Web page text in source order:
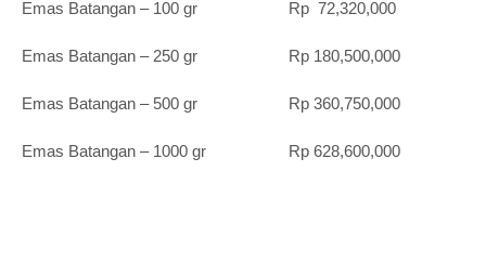
Emas Batangan – 100 gr Rp 72,320,000
Emas Batangan – 250 gr Rp 180,500,000
Emas Batangan – 500 gr Rp 360,750,000
Emas Batangan – 1000 gr Rp 628,600,000